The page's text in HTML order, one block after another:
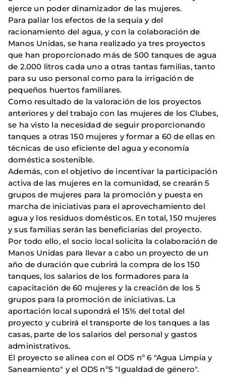
ejerce un poder dinamizador de las mujeres.
Para paliar los efectos de la sequía y del
racionamiento del agua, y con la colaboración de
Manos Unidas, se hana realizado ya tres proyectos
que han proporcionado más de 500 tanques de agua
de 2.000 litros cada uno a otras tantas familias, tanto
para su uso personal como para la irrigación de
pequeños huertos familiares.
Como resultado de la valoración de los proyectos
anteriores y del trabajo con las mujeres de los Clubes,
se ha visto la necesidad de seguir proporcionando
tanques a otras 150 mujeres y formar a 60 de ellas en
técnicas de uso eficiente del agua y economía
doméstica sostenible.
Además, con el objetivo de incentivar la participación
activa de las mujeres en la comunidad, se crearán 5
grupos de mujeres para la promoción y puesta en
marcha de iniciativas para el aprovechamiento del
agua y los residuos domésticos. En total, 150 mujeres
y sus familias serán las beneficiarias del proyecto.
Por todo ello, el socio local solicita la colaboración de
Manos Unidas para llevar a cabo un proyecto de un
año de duración que cubrirá la compra de los 150
tanques, los salarios de los formadores para la
capacitación de 60 mujeres y la creación de los 5
grupos para la promoción de iniciativas. La
aportación local supondrá el 15% del total del
proyecto y cubrirá el transporte de los tanques a las
casas, parte de los salarios del personal y gastos
administrativos.
El proyecto se alinea con el ODS nº 6 "Agua Limpia y
Saneamiento" y el ODS nº5 "Igualdad de género".